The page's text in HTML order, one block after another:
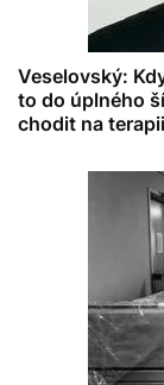
Veselovský:
to do úplného
chodit na terapii